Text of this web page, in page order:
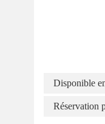
Disponible
Réservation